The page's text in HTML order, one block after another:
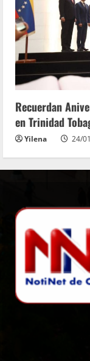
Recuerdan
en Trinidad
Yilena 24/